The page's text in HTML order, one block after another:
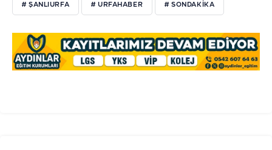
# ŞANLIURFA # URFAHABER # SONDAKİKA